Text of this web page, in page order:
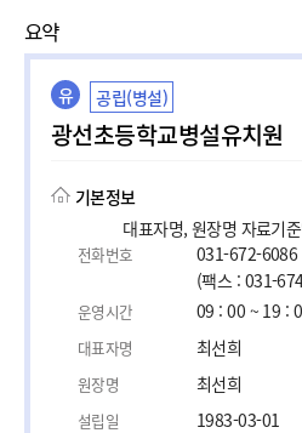
요약
유 공립(병설)
광선초등학교병설유치원
기본정보
대표자명, 원장명 자료기
전화번호
031-672-6086
(팩스 : 031-
운영시간 09 : 00 ~ 19 :
대표자명 최선희
원장명 최선희
설립일 1983-03-01